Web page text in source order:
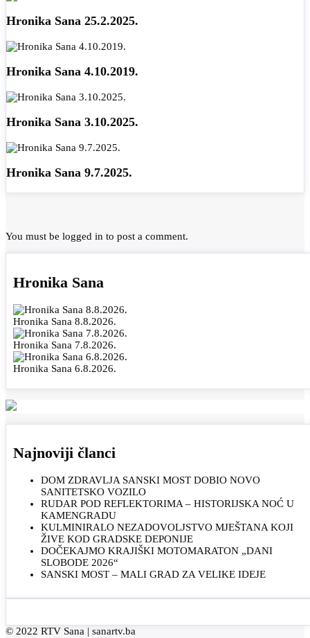
Hronika Sana 25.2.2025.
Hronika Sana 4.10.2019.
Hronika Sana 3.10.2025.
Hronika Sana 9.7.2025.
You must be logged in to post a comment.
Hronika Sana
Hronika Sana 8.8.2026.
Hronika Sana 7.8.2026.
Hronika Sana 6.8.2026.
Najnoviji članci
DOM ZDRAVLJA SANSKI MOST DOBIO NOVO
SANITETSKO VOZILO
RUDAR POD REFLEKTORIMA – HISTORIJSKA NOĆ U
KAMENGRADU
KULMINIRALO NEZADOVOLJSTVO MJEŠTANA KOJI
ŽIVE KOD GRADSKE DEPONIJE
DOČEKAJMO KRAJIŠKI MOTOMARATON „DANI
SLOBODE 2026“
SANSKI MOST – MALI GRAD ZA VELIKE IDEJE
© 2022 RTV Sana | sanartv.ba